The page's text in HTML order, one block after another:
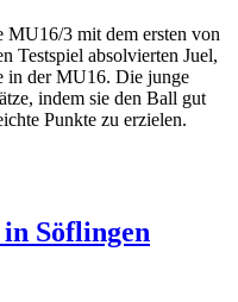
MU16/3 mit dem ersten von
Testspiel absolvierten Juel,
in der MU16. Die junge
indem sie den Ball gut
Punkte zu erzielen.
Söflingen